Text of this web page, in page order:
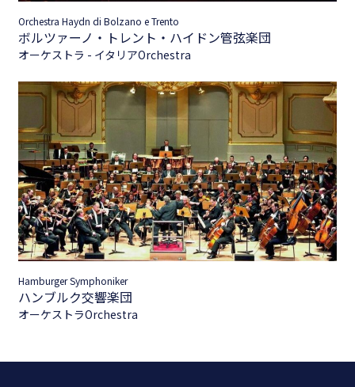
Orchestra Haydn di Bolzano e Trento
ボルツァーノ・トレント・ハイドン管弦楽団
オーケストラ - イタリアOrchestra
Hamburger Symphoniker
ハンブルク交響楽団
オーケストラOrchestra